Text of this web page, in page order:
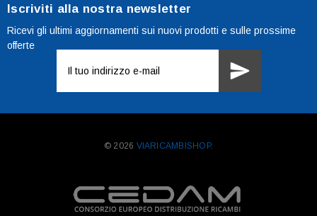
Iscriviti alla nostra newsletter
Ricevi gli ultimi aggiornamenti sui nuovi prodotti e sulle prossime
offerte
mail
© 2026 VIARICAMBISHOP.